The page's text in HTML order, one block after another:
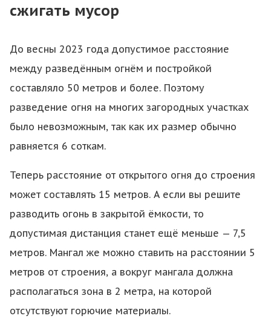
сжигать мусор
До весны 2023 года допустимое расстояние
между разведённым огнём и постройкой
составляло 50 метров и более. Поэтому
разведение огня на многих загородных участках
было невозможным, так как их размер обычно
равняется 6 соткам.
Теперь расстояние от открытого огня до строения
может составлять 15 метров. А если вы решите
разводить огонь в закрытой ёмкости, то
допустимая дистанция станет ещё меньше — 7,5
метров. Мангал же можно ставить на расстоянии 5
метров от строения, а вокруг мангала должна
располагаться зона в 2 метра, на которой
отсутствуют горючие материалы.